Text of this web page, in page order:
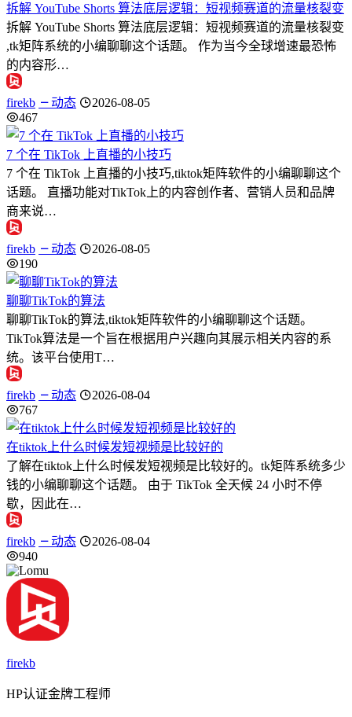
拆解 YouTube Shorts 算法底层逻辑：短视频赛道的流量核裂变
拆解 YouTube Shorts 算法底层逻辑：短视频赛道的流量核裂变
,tk矩阵系统的小编聊聊这个话题。 作为当今全球增速最恐怖
的内容形…
firekb 动态
2026-08-05
467
7 个在 TikTok 上直播的小技巧
7 个在 TikTok 上直播的小技巧,tiktok矩阵软件的小编聊聊这个
话题。 直播功能对TikTok上的内容创作者、营销人员和品牌
商来说…
firekb 动态
2026-08-05
190
聊聊TikTok的算法
聊聊TikTok的算法,tiktok矩阵软件的小编聊聊这个话题。
TikTok算法是一个旨在根据用户兴趣向其展示相关内容的系
统。该平台使用T…
firekb 动态
2026-08-04
767
在tiktok上什么时候发短视频是比较好的
了解在tiktok上什么时候发短视频是比较好的。tk矩阵系统多少
钱的小编聊聊这个话题。 由于 TikTok 全天候 24 小时不停
歇，因此在…
firekb 动态
2026-08-04
940
firekb
HP认证金牌工程师